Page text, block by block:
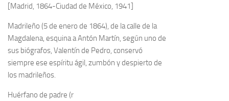
Publicaciones destacadas de nuestra hemeroteca
Noticias
Tienda
[Madrid, 1864-Ciudad de México, 1941]
Madrileño (5 de enero de 1864), de la calle de la
Magdalena, esquina a Antón Martín, según uno de
sus biógrafos, Valentín de Pedro, conservó
siempre ese espíritu ágil, zumbón y despierto de
los madrileños.
Huérfano de padre (r